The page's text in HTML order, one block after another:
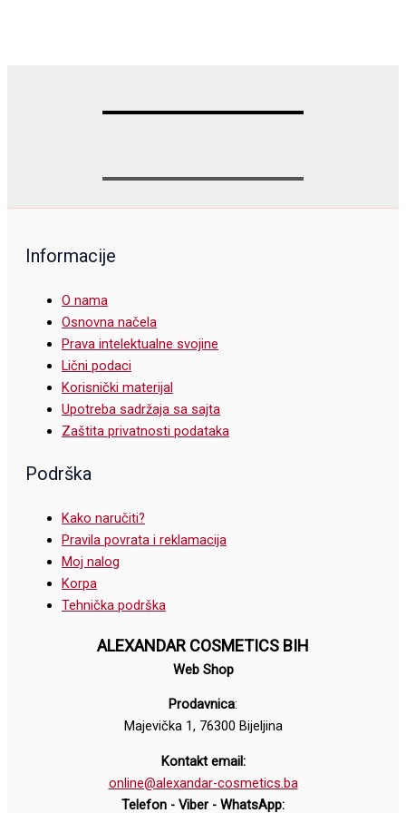
Informacije
O nama
Osnovna načela
Prava intelektualne svojine
Lični podaci
Korisnički materijal
Upotreba sadržaja sa sajta
Zaštita privatnosti podataka
Podrška
Kako naručiti?
Pravila povrata i reklamacija
Moj nalog
Korpa
Tehnička podrška
ALEXANDAR COSMETICS BIH
Web Shop
Prodavnica:
Majevička 1, 76300 Bijeljina
Kontakt email:
online@alexandar-cosmetics.ba
Telefon - Viber - WhatsApp: